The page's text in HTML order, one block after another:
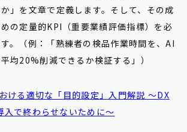
」を文章で定義します。そして、その成
の定量的KPI（重要業績評価指標）を必
。（例：「熟練者の検品作業時間を、AI
均20%削減できるか検証する」）
ける適切な「 目的設定 」入門解説 ～DX
入で終わらせないために～